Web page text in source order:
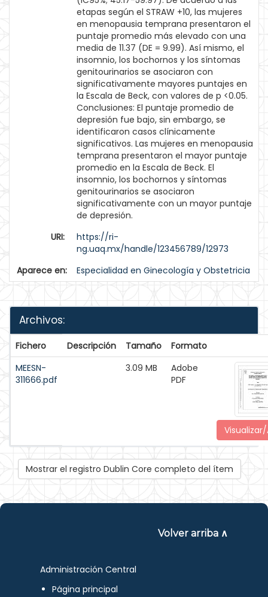
etapas según el STRAW +10, las mujeres
en menopausia temprana presentaron el
puntaje promedio más elevado con una
media de 11.37 (DE = 9.99). Así mismo, el
insomnio, los bochornos y los síntomas
genitourinarios se asociaron con
significativamente mayores puntajes en
la Escala de Beck, con valores de p <0.05.
Conclusiones: El puntaje promedio de
depresión fue bajo, sin embargo, se
identificaron casos clínicamente
significativos. Las mujeres en menopausia
temprana presentaron el mayor puntaje
promedio en la Escala de Beck. El
insomnio, los bochornos y síntomas
genitourinarios se asociaron
significativamente con un mayor puntaje
de depresión.
URI:
https://ri-
ng.uaq.mx/handle/123456789/12973
Aparece en:
Especialidad en Ginecología y Obstetricia
Archivos:
Fichero Descripción Tamaño
Formato
MEESN-
311666.pdf
3.09 MB
Adobe
PDF
Mostrar el registro Dublin Core completo del ítem
Volver arriba ∧
Administración Central
Página principal